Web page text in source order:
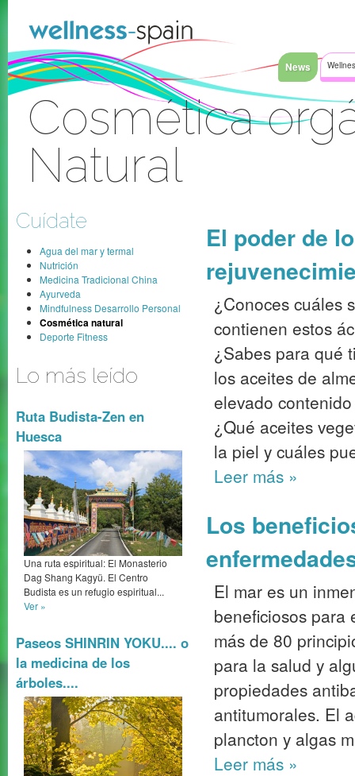
News
Cosmética
Natural
Cuídate
Agua del mar y termal
Nutrición
Medicina Tradicional China
Ayurveda
Mindfulness Desarrollo Personal
Cosmética natural
Deporte Fitness
Lo más leído
Ruta Budista-Zen en
Huesca
Una ruta espiritual: El Monasterio
Dag Shang Kagyü. El Centro
Budista es un refugio espiritual...
Ver »
Paseos SHINRIN YOKU.... o
la medicina de los
árboles....
El poder de
¿Conoces cuáles
contienen estos
¿Sabes para qué
los aceites de
elevado
¿Qué aceites
la piel y cuáles
Leer más »
Los
El mar es un
beneficiosos para
más de 80
para la salud y
propiedades
antitumorales. El
plancton y algas
Leer más »